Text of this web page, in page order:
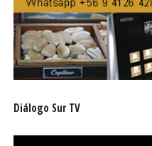
Diálogo Sur TV